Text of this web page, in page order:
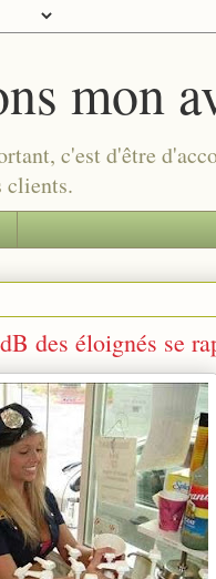
mon
c'est d'être
clients.
des éloignés se